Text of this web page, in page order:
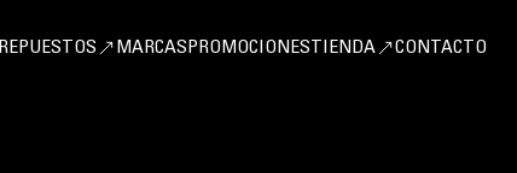
REPUESTOS MARCAS PROMOCIONES TIENDA CONTACTO